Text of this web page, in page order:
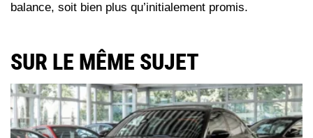
balance, soit bien plus qu’initialement promis.
SUR LE MÊME SUJET